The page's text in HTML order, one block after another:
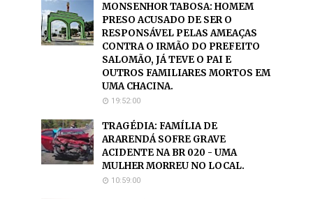
MONSENHOR TABOSA: HOMEM
PRESO ACUSADO DE SER O
RESPONSÁVEL PELAS AMEAÇAS
CONTRA O IRMÃO DO PREFEITO
SALOMÃO, JÁ TEVE O PAI E
OUTROS FAMILIARES MORTOS EM
UMA CHACINA.
19:52:00
TRAGÉDIA: FAMÍLIA DE
ARARENDÁ SOFRE GRAVE
ACIDENTE NA BR 020 - UMA
MULHER MORREU NO LOCAL.
10:59:00